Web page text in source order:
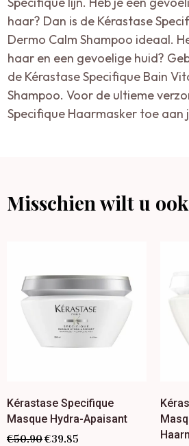
haar? Dan is de Kérastase
Dermo Calm Shampoo ideaal.
haar en een gevoelige huid?
de Kérastase Specifique Bain
Shampoo. Voor de ultieme
Specifique Haarmasker toe aan
Misschien wilt u ook
Kérastase Specifique
Masque Hydra-Apaisant
€50.90€39.85